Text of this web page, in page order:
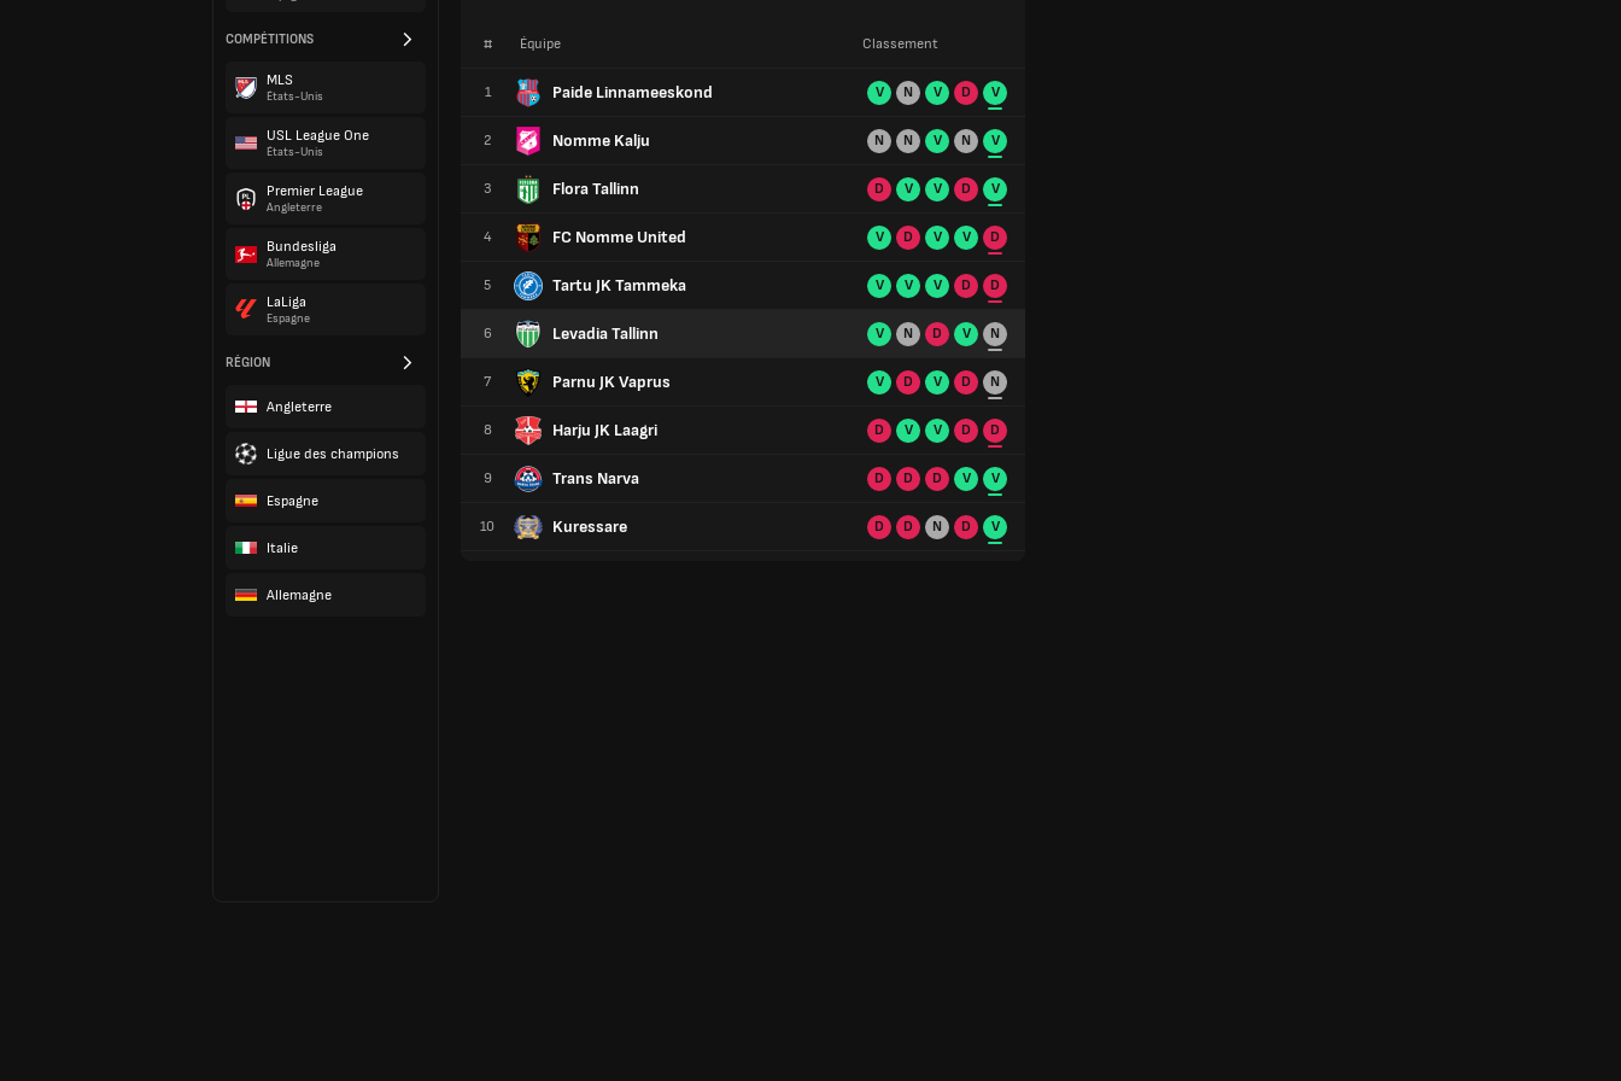
COMPÉTITIONS
MLS
États-Unis
USL League One
États-Unis
Premier League
Angleterre
Bundesliga
Allemagne
LaLiga
Espagne
RÉGION
Angleterre
Ligue des champions
Espagne
Italie
Allemagne
# Équipe
1 Paide Linnameeskond
2 Nomme Kalju
3 Flora Tallinn
4 FC Nomme United
5 Tartu JK Tammeka
6 Levadia Tallinn
7 Parnu JK Vaprus
8 Harju JK Laagri
9 Trans Narva
10 Kuressare
Classement
V N V D V
N N V N V
D V V D V
V D V V D
V V V D D
V N D V N
V D V D N
D V V D D
D D D V V
D D N D V